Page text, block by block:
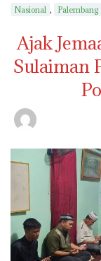
Nasional , Palembang
Ajak
Sulaiman